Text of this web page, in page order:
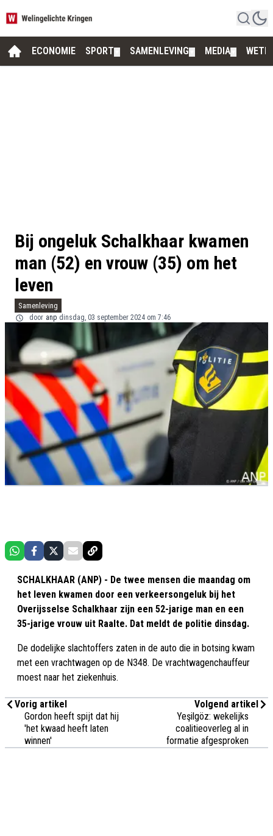
ECONOMIE SPORT SAMENLEVING MEDIA
Bij ongeluk Schalkhaar kwamen
man (52) en vrouw (35) om het
leven
Samenleving
door anp dinsdag, 03 september 2024 om 7:46
SCHALKHAAR (ANP) - De twee mensen die maandag om
het leven kwamen door een verkeersongeluk bij het
Overijsselse Schalkhaar zijn een 52-jarige man en een
35-jarige vrouw uit Raalte. Dat meldt de politie dinsdag.
De dodelijke slachtoffers zaten in de auto die in botsing kwam
met een vrachtwagen op de N348. De vrachtwagenchauffeur
moest naar het ziekenhuis.
Vorig artikel
Gordon heeft spijt dat hij
'het kwaad heeft laten
winnen'
Volgend artikel
Yeşilgöz: wekelijks
coalitieoverleg al in
formatie afgesproken